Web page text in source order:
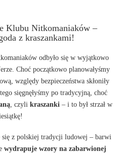
Klubu Nitkomaniaków –
z kraszankami!
odbyło się w wyjątkowo
Choć początkowo planowałyśmy
względy bezpieczeństwa skłoniły
sięgnęłyśmy po tradycyjną, choć
, czyli kraszanki – i to był strzał w
się z polskiej tradycji ludowej – barwi
wydrapuje wzory na zabarwionej